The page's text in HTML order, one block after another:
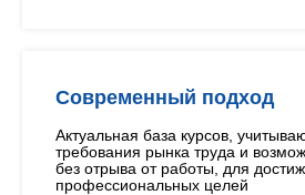
Современный подход
Актуальная база курсов,
требования рынка труда и
без отрыва от работы, для
профессиональных целей